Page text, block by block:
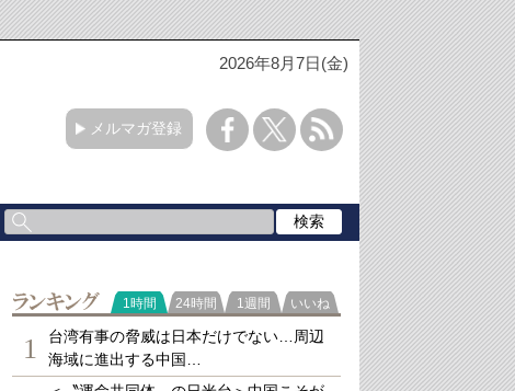
2026年8月7日(金)
メルマガ登録
ランキング
1時間 24時間 1週間 いいね
1
台湾有事の脅威は日本だけでない…周辺
海域に進出する中国…